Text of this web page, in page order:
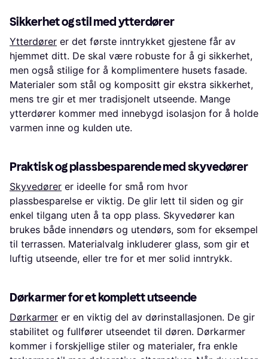
Sikkerhet og stil med ytterdører
Ytterdører er det første inntrykket gjestene får av
hjemmet ditt. De skal være robuste for å gi sikkerhet,
men også stilige for å komplimentere husets fasade.
Materialer som stål og kompositt gir ekstra sikkerhet,
mens tre gir et mer tradisjonelt utseende. Mange
ytterdører kommer med innebygd isolasjon for å holde
varmen inne og kulden ute.
Praktisk og plassbesparende med skyvedører
Skyvedører er ideelle for små rom hvor
plassbesparelse er viktig. De glir lett til siden og gir
enkel tilgang uten å ta opp plass. Skyvedører kan
brukes både innendørs og utendørs, som for eksempel
til terrassen. Materialvalg inkluderer glass, som gir et
luftig utseende, eller tre for et mer solid inntrykk.
Dørkarmer for et komplett utseende
Dørkarmer er en viktig del av dørinstallasjonen. De gir
stabilitet og fullfører utseendet til døren. Dørkarmer
kommer i forskjellige stiler og materialer, fra enkle